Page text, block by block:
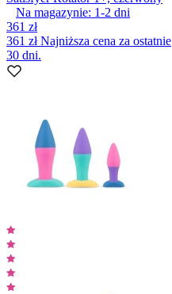
Na magazynie: 1-2 dni
361 zł
361 złNajniższa cena za ostatnie
30 dni.